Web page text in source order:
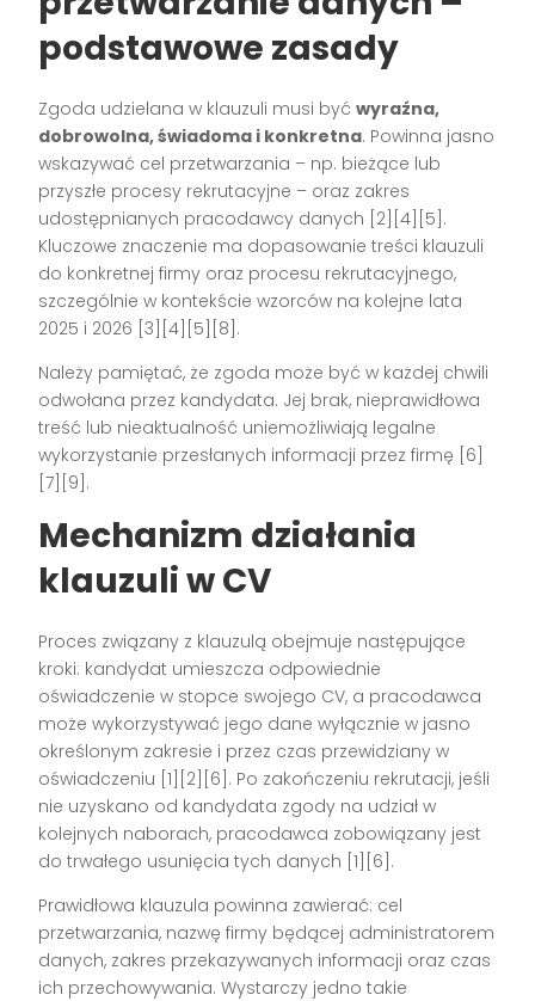
podstawowe zasady
Zgoda udzielana w klauzuli musi byćwyraźna,
dobrowolna, świadoma i konkretna. Powinna jasno
wskazywać cel przetwarzania – np. bieżące lub
przyszłe procesy rekrutacyjne – oraz zakres
udostępnianych pracodawcy danych [2][4][5] .
Kluczowe znaczenie ma dopasowanie treści klauzuli
do konkretnej firmy oraz procesu rekrutacyjnego,
szczególnie w kontekście wzorców na kolejne lata
2025 i 2026 [3][4][5][8] .
Należy pamiętać, że zgoda może być w każdej chwili
odwołana przez kandydata. Jej brak, nieprawidłowa
treść lub nieaktualność uniemożliwiają legalne
wykorzystanie przesłanych informacji przez firmę [6]
[7][9] .
Mechanizm działania
klauzuli w CV
Proces związany z klauzulą obejmuje następujące
kroki: kandydat umieszcza odpowiednie
oświadczenie w stopce swojego CV, a pracodawca
może wykorzystywać jego dane wyłącznie w jasno
określonym zakresie i przez czas przewidziany w
oświadczeniu [1][2][6] . Po zakończeniu rekrutacji, jeśli
nie uzyskano od kandydata zgody na udział w
kolejnych naborach, pracodawca zobowiązany jest
do trwałego usunięcia tych danych [1][6] .
Prawidłowa klauzula powinna zawierać: cel
przetwarzania, nazwę firmy będącej administratorem
danych, zakres przekazywanych informacji oraz czas
ich przechowywania. Wystarczy jedno takie